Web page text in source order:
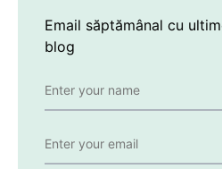
Email săptămânal cu
blog